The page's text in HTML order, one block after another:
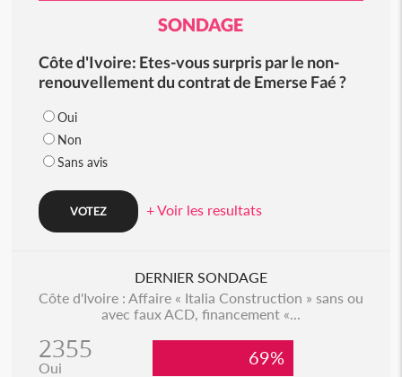
SONDAGE
Côte d'Ivoire: Etes-vous surpris par le non-
renouvellement du contrat de Emerse Faé ?
Oui
Non
Sans avis
+ Voir les resultats
DERNIER SONDAGE
Côte d'Ivoire : Affaire « Italia Construction » sans ou
avec faux ACD, financement «...
2355
Oui 69%